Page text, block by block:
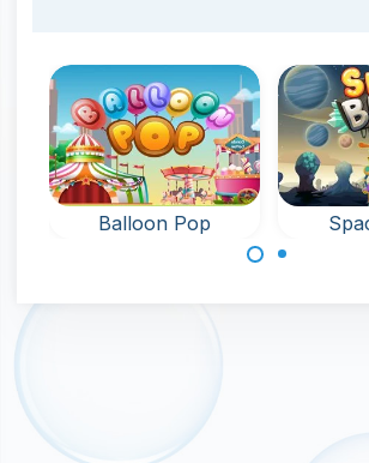
Balloon Pop
Explota globos y